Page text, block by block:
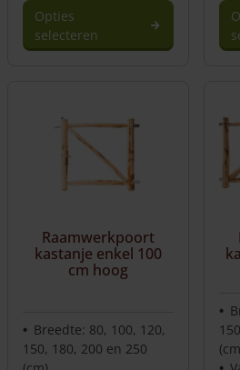
Opties
selecteren
meerdere
variaties.
worden
op
Raamwerkpoort
kastanje enkel 100
cm hoog
Breedte: 80, 100, 120,
150, 180, 200 en 250